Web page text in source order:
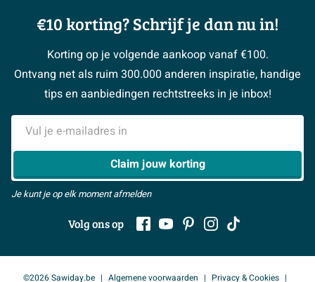
Garantie / klachten
Reviewbeleid
> Naar de klantenservice
Klustips
Klusadvies
> Alle adviesmogelijkheden
Moodboards
Magazine
#MySawiday
> Naar inspiratie
Over Sawiday
Vacatures
Sawiday PRO
BeCommerce
Samenwerken
> Alles over showrooms
€10 korting? Schrijf je dan nu in!
Korting op je volgende aankoop vanaf €100.
Ontvang net als ruim 300.000 anderen inspiratie, handige
tips en aanbiedingen rechtstreeks in je inbox!
E-mailadres
Claim jouw korting
Je kunt je op elk moment afmelden
Volg ons op
©2026 Sawiday.be Algemene voorwaarden Privacy & Cookies